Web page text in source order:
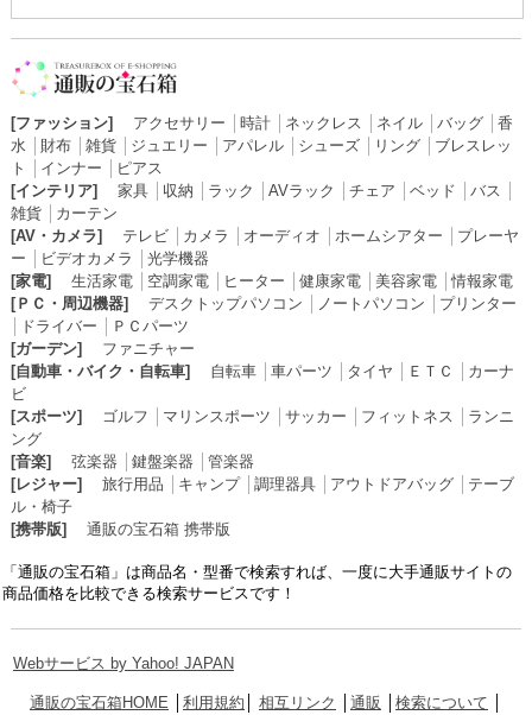
[ファッション] アクセサリー 時計│ ネックレス ネイル│ バッグ│ 香
水
財布│ 雑貨│ ジュエリー アパレル│ シューズ│ リング│ ブレスレッ
ト
インナー
ピアス
[インテリア]
家具│ 収納 ラック AVラック チェア ベッド バス
雑貨│ カーテン
[AV・カメラ]
テレビ│ カメラ オーディオ ホームシアター
プレーヤ
ー
ビデオカメラ
光学機器
[家電]
生活家電│ 空調家電│ ヒーター 健康家電│ 美容家電│情報家電
[ＰＣ・周辺機器]
デスクトップパソコン ノートパソコン
プリンター
ドライバー
ＰＣパーツ
[ガーデン]
ファニチャー
[自動車・バイク・自転車]
自転車│ 車パーツ タイヤ ＥＴＣ
カーナ
ビ
[スポーツ]
ゴルフ マリンスポーツ サッカー フィットネス
ランニ
ング
[音楽]
弦楽器 鍵盤楽器
管楽器
[レジャー]
旅行用品 キャンプ│ 調理器具│ アウトドアバッグ│ テーブ
ル・椅子
[携帯版]
通販の宝石箱 携帯版
「通販の宝石箱」は商品名・型番で検索すれば、一度に大手通販サイトの
商品価格を比較できる検索サービスです！
Webサービス by Yahoo! JAPAN
通販の宝石箱HOME 利用規約 相互リンク 通販 検索について